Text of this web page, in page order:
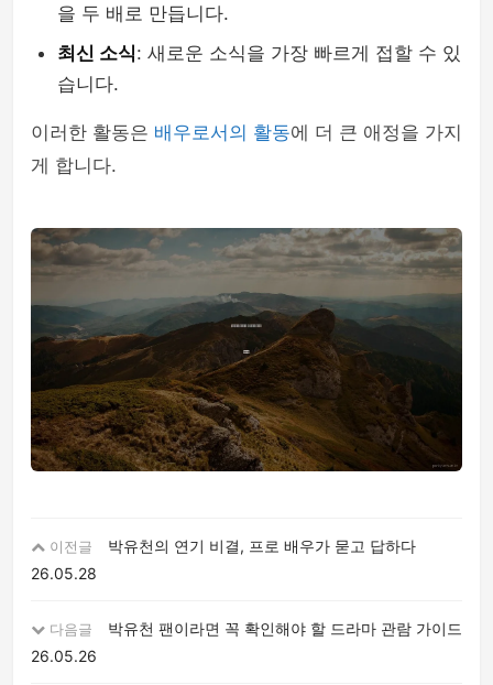
을 두 배로 만듭니다.
최신 소식: 새로운 소식을 가장 빠르게 접할 수 있
습니다.
이러한 활동은 배우로서의 활동에 더 큰 애정을 가지
게 합니다.
이전글
박유천의 연기 비결, 프로 배우가 묻고 답하다
26.05.28
다음글
박유천 팬이라면 꼭 확인해야 할 드라마 관람 가이드
26.05.26